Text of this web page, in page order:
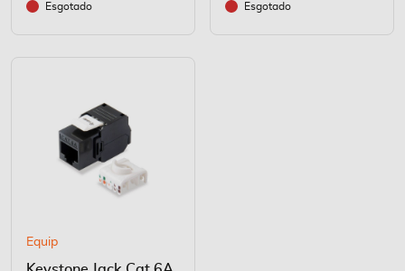
Esgotado Esgotado
Equip